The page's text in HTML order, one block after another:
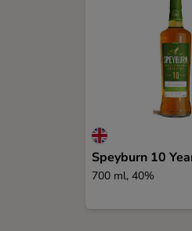
Speyburn 10
700 ml, 40%